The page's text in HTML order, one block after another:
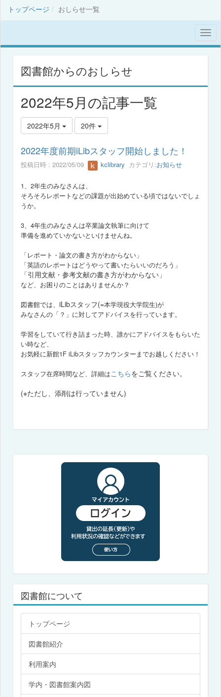
トップページ おしらせ一覧
図書館からのおしらせ
2022年5月の記事一覧
2022年5月 20件
2022年度前期iLibスタッフ開始しました！
投稿日時 : 2022/05/09 kclibrary カテゴリ:お知らせ
1、2年生のみなさんは、
そろそろレポートなどの課題が出始めている頃ではないでしょ
うか。
3、4年生のみなさんは卒業論文執筆に向けて
準備を進めていかないといけませんね。
「レポート・論文の書き方がわからない」
「英語のレポートはどうやって書いたらいいのだろう」
「引用文献・参考文献の書き方がわからない」
など、お困りのことはありませんか？
図書館では、 iLibスタッフ(=本学現役大学院生)が
みなさんの「？」に対してアドバイスを行っています。
学習をしていて行き詰まった時、誰かにアドバイスをもらいた
い時など、
お気軽に新館1F iLibスタッフカウンターまでお越しください！
スタッフ在席時間など、詳細はこちらをご覧ください。
(※ただし、添削は行っていません)
図書館について
トップページ
図書館紹介
利用案内
学内・図書館案内図